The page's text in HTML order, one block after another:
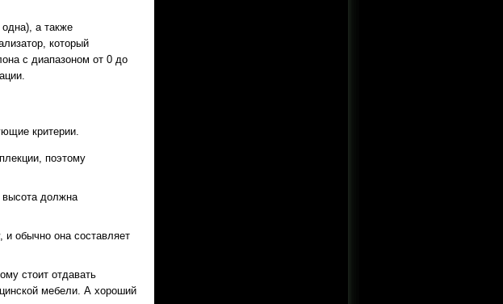
а также
который
с диапазоном от 0 до
критерии.
поэтому
должна
и обычно она составляет
стоит отдавать
мебели. А хороший